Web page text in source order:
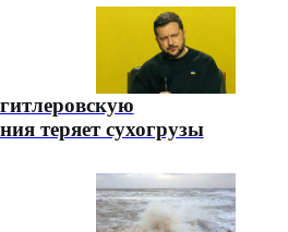
теряет сухогрузы